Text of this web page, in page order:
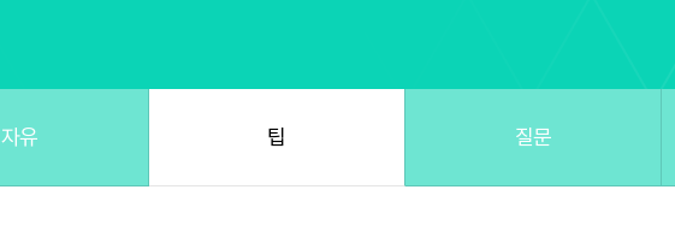
게임 플레이 버그 제보
훈련코치/특성 도우미
스쿼드 피드
자유 팁 질문